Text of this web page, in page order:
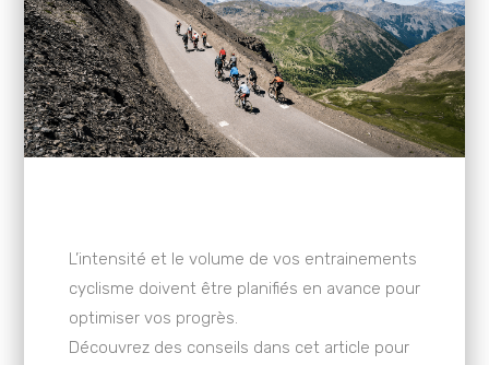
L’intensité et le volume de vos entrainements
cyclisme doivent être planifiés en avance pour
optimiser vos progrès.
Découvrez des conseils dans cet article pour